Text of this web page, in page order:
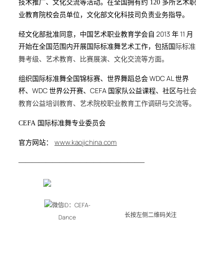
技术推广、文化交流等活动。在全国拥有约 120 多所艺术职
业教育院校会员单位，文化部文化科技司负责业务指导。
经文化部批准同意，中国艺术职业教育学会自 2013 年 11 月
开始在全国范围内开展国际标准舞艺术工作，包括国 际标准
舞考级、艺术教育、比赛展演、文化交流等方面。
组织国际标准舞全国锦标赛、世界舞蹈总会 WDC AL 世界
杯、WDC 世界公开赛、CEFA 国家队公益课程、社区与社会
教育公益培训教育、艺术院校职业教育工作调研与交流等。
CEFA 国际标准舞专业委员会
官方网站： www.kaojichina.com
——————————————————–
微信ID：CEFA-
Dance
长按左侧二维码关注